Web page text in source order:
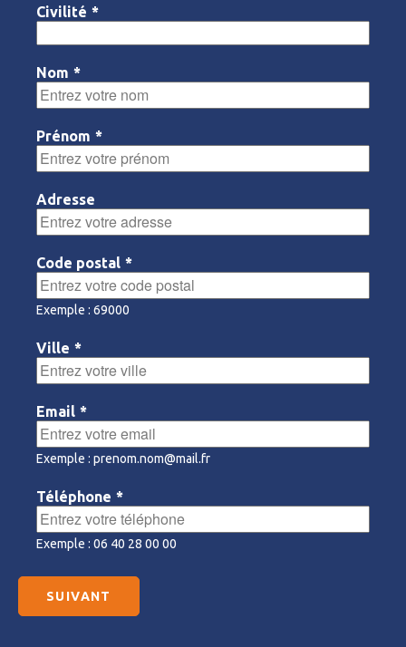
Civilité *
Nom *
Prénom *
Adresse
Code postal *
Exemple : 69000
Ville *
Email *
Exemple : prenom.nom@mail.fr
Téléphone *
Exemple : 06 40 28 00 00